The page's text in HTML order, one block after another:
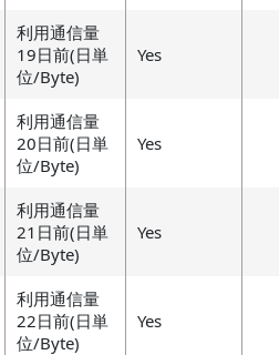
利用通信量
19日前(日単
位/Byte)
Yes
利用通信量
20日前(日単
位/Byte)
Yes
利用通信量
21日前(日単
位/Byte)
Yes
利用通信量
22日前(日単
位/Byte)
Yes